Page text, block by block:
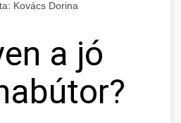
Kovács Dorina
a jó